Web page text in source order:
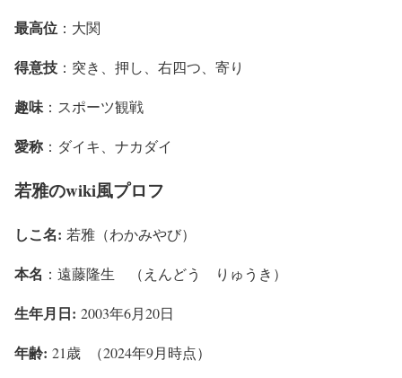
最高位 ：大関
得意技 ：突き、押し、右四つ、寄り
趣味：スポーツ観戦
愛称 ：ダイキ、ナカダイ
若雅のwiki風プロフ
しこ名: 若雅（わかみやび）
本名 ：遠藤隆生 （えんどう りゅうき）
生年月日: 2003年6月20日
年齢: 21歳 （2024年9月時点）